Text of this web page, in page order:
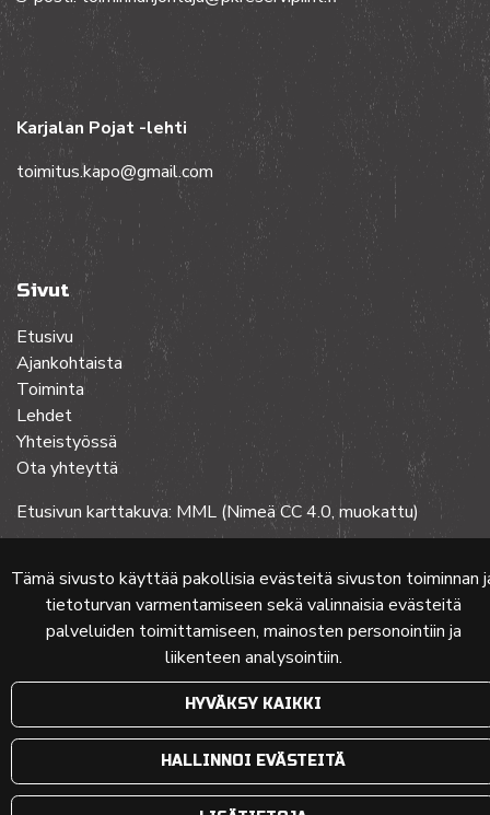
Tämä sivusto käyttää pakollisia evästeitä sivuston toiminnan
tietoturvan varmentamiseen sekä valinnaisia evästeitä
palveluiden toimittamiseen, mainosten personointiin ja
liikenteen analysointiin.
HYVÄKSY KAIKKI
HALLINNOI EVÄSTEITÄ
Karjalan Pojat -lehti
toimitus.kapo@gmail.com
Sivut
Etusivu
Ajankohtaista
Toiminta
Lehdet
Yhteistyössä
Ota yhteyttä
Etusivun karttakuva: MML (Nimeä CC 4.0, muokattu)
© 2024 PKMT | VerkkosivuatFlow Oy